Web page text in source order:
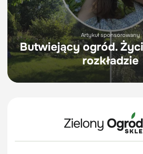
Artykuł sponsorowany
Butwiejący ogród.
rozkładzie